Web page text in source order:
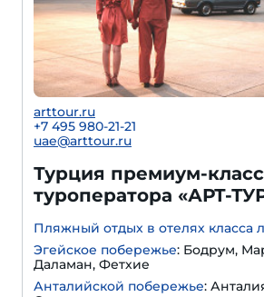
arttour.ru
+7 495 980-21-21
uae@arttour.ru
Турция премиум-
туроператора «АРТ-
Пляжный отдых в отелях класса
Эгейское побережье: Бодрум,
Даламан, Фетхие
Анталийской побережье: